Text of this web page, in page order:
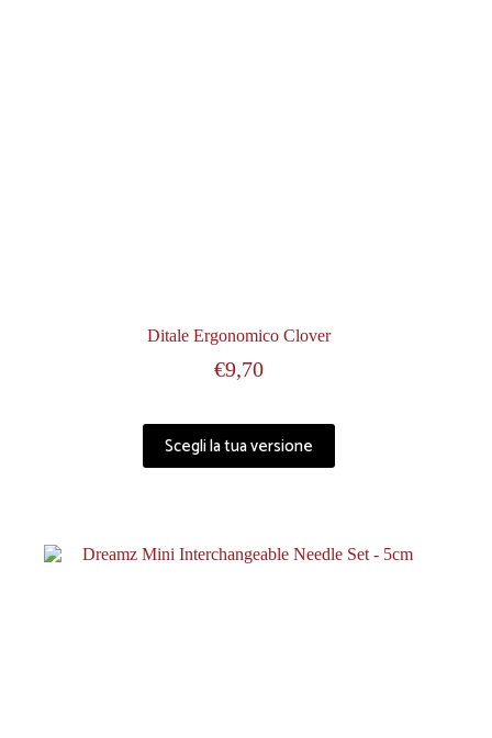
Ditale Ergonomico Clover
€9,70
Scegli la tua versione